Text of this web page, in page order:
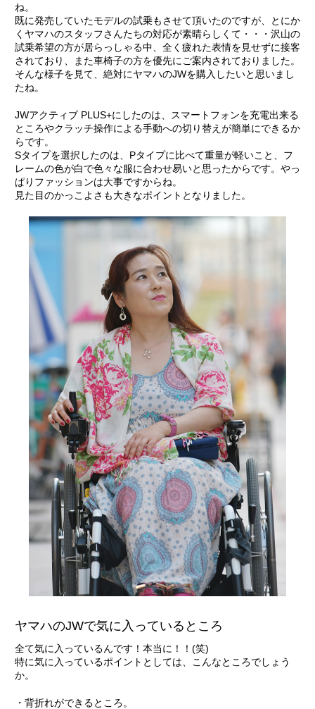
ね。
既に発売していたモデルの試乗もさせて頂いたのですが、とにか
くヤマハのスタッフさんたちの対応が素晴らしくて・・・沢山の
試乗希望の方が居らっしゃる中、全く疲れた表情を見せずに接客
されており、また車椅子の方を優先にご案内されておりました。
そんな様子を見て、絶対にヤマハのJWを購入したいと思いまし
たね。
JWアクティブ PLUS+にしたのは、スマートフォンを充電出来る
ところやクラッチ操作による手動への切り替えが簡単にできるか
らです。
Sタイプを選択したのは、Pタイプに比べて重量が軽いこと、フ
レームの色が白で色々な服に合わせ易いと思ったからです。やっ
ぱりファッションは大事ですからね。
見た目のかっこよさも大きなポイントとなりました。
ヤマハのJWで気に入っているところ
全て気に入っているんです！本当に！！(笑)
特に気に入っているポイントとしては、こんなところでしょう
か。
・背折れができるところ。